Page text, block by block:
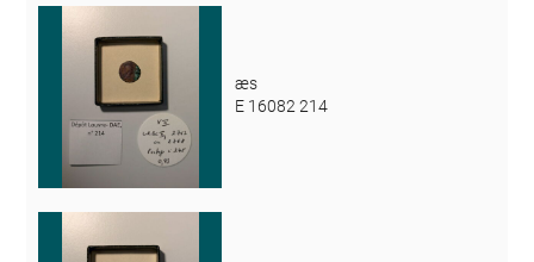
æs
E 16082 214